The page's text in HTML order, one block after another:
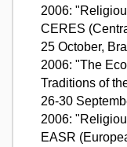
2006:
CERES
25 October,
2006: "The
Traditions of
26-30
2006:
EASR